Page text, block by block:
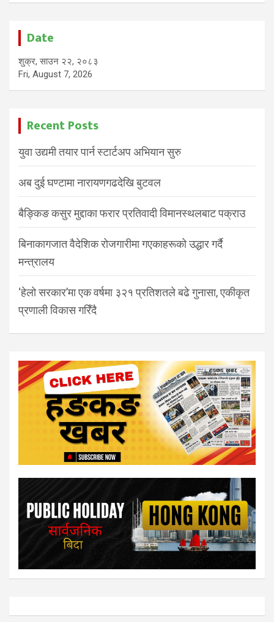
Date
शुक्र, साउन २२, २०८३
Fri, August 7, 2026
Recent Posts
युवा उद्यमी तयार पार्न स्टार्टअप अभियान सुरु
अब दुई घण्टामा नारायणगढदेखि बुटवल
बैङ्किङ कसुर मुद्दाका फरार प्रतिवादी विमानस्थलबाट पक्राउ
बिनाकागजात वैदेशिक रोजगारीमा गएकाहरूको उद्धार गर्दै
मन्त्रालय
‘हेलो सरकार’मा एक वर्षमा ३२१ प्रतिशतले बढे गुनासा, एकीकृत
प्रणाली विकास गरिँदै